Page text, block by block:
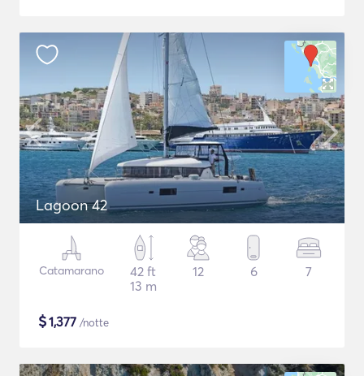
Lagoon 42
Catamarano
42 ft
13 m
12 6 7
$1,377 /notte